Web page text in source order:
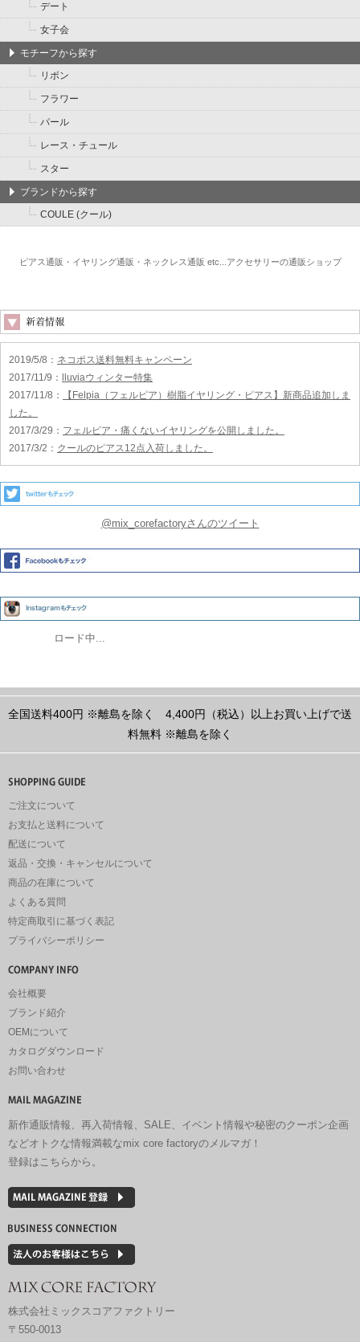
デート
女子会
モチーフから探す
リボン
フラワー
パール
レース・チュール
スター
ブランドから探す
COULE (クール)
ピアス通販・イヤリング通販・ネックレス通販 etc...アクセサリーの通販ショップ
2019/5/8 ： ネコポス送料無料キャンペーン
2017/11/9 ：
lluviaウィンター特集
2017/11/8 ：
【Felpia（フェルピア）樹脂イヤリング・ピアス】新商品追加しま
した。
2017/3/29 ： フェルピア・痛くないイヤリングを公開しました。
2017/3/2 ： クールのピアス12点入荷しました。
@mix_corefactoryさんのツイート
ロード中...
全国送料400円 ※離島を除く
4,400円（税込）以上お買い上げで送
料無料 ※離島を除く
ご注文について
お支払と送料について
配送について
返品・交換・キャンセルについて
商品の在庫について
よくある質問
特定商取引に基づく表記
プライバシーポリシー
会社概要
ブランド紹介
OEMについて
カタログダウンロード
お問い合わせ
新作通販情報、再入荷情報、SALE、イベント情報や秘密のクーポン企画
などオトクな情報満載なmix core factoryのメルマガ！
登録はこちらから。
株式会社ミックスコアファクトリー
〒550-0013